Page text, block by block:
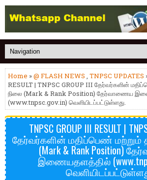
Home »@ FLASH NEWS , TNPSC UPDATES
RESULT | TNPSC GROUP III தேர்வர்களின்
நிலை (Mark & Rank Position) தேர்வாணைய
(www.tnpsc.gov.in) வெளியிடப்பட்டுள்ளது.
TNPSC GROUP III RESULT |
தேர்வர்களின் மதிப்பெண் மற்றும்
(Mark & Rank Position)
இணையதளத்தில்